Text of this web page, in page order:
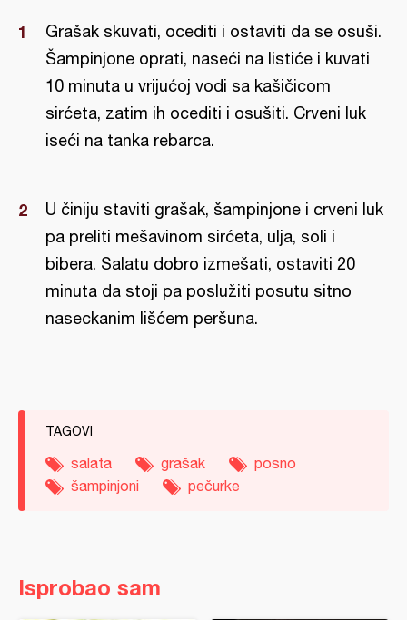
Grašak skuvati, ocediti i ostaviti da se osuši.
Šampinjone oprati, naseći na listiće i kuvati
10 minuta u vrijućoj vodi sa kašičicom
sirćeta, zatim ih ocediti i osušiti. Crveni luk
iseći na tanka rebarca.
U činiju staviti grašak, šampinjone i crveni luk
pa preliti mešavinom sirćeta, ulja, soli i
bibera. Salatu dobro izmešati, ostaviti 20
minuta da stoji pa poslužiti posutu sitno
naseckanim lišćem peršuna.
TAGOVI
salata grašak
posno
šampinjoni
pečurke
Isprobao sam